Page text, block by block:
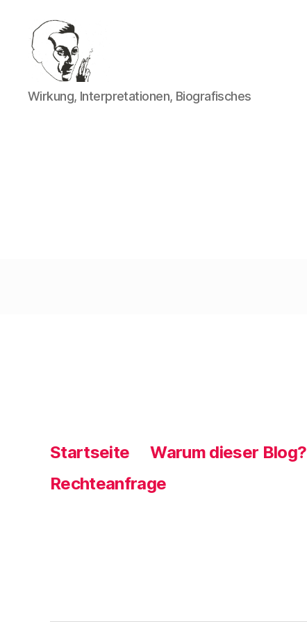
Walter
Mehring
Wirkung, Interpretationen, Biografisches
Startseite Warum dieser Blog?
Rechteanfrage